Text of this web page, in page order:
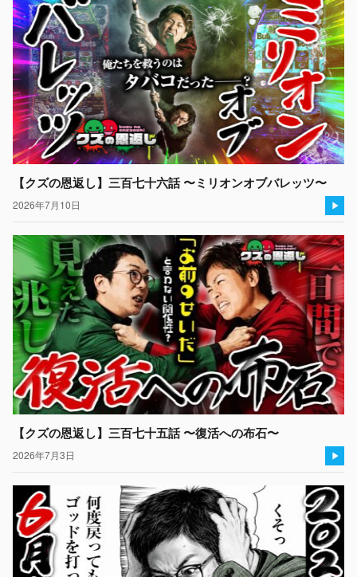
【クズの恩返し】三百七十六話 〜ミリオンオブバレッツ〜
2026年7月10日
【クズの恩返し】三百七十五話 〜復活への布石〜
2026年7月3日